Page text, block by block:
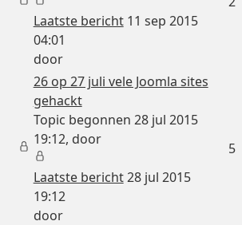
Laatste bericht11 sep 2015
04:01
door
26 op 27 juli vele Joomla sites
gehackt
Topic begonnen 28 jul 2015
19:12, door
Laatste bericht28 jul 2015
19:12
door
5